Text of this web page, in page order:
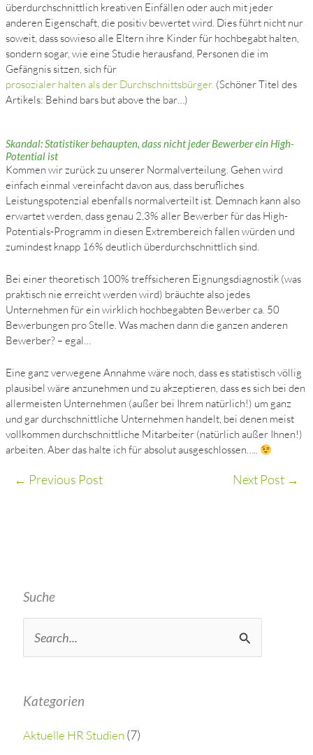
Suche
c
Kategorien
Aktuelle HR Studien (7)
überdurchschnittlich kreativen Einfällen oder auch mit jeder
anderen Eigenschaft, die positiv bewertet wird. Dies führt nicht nur
soweit, dass sowieso alle Eltern ihre Kinder für hochbegabt halten,
sondern sogar, wie eine Studie herausfand, Personen die im
Gefängnis sitzen, sich für
prosozialer halten als der Durchschnittsbürger. (Schöner Titel des
Artikels: Behind bars but above the bar…)
Skandal: Statistiker behaupten, dass nicht jeder Bewerber ein High-
Potential ist
Kommen wir zurück zu unserer Normalverteilung. Gehen wird
einfach einmal vereinfacht davon aus, dass berufliches
Leistungspotenzial ebenfalls normalverteilt ist. Demnach kann also
erwartet werden, dass genau 2,3% aller Bewerber für das High-
Potentials-Programm in diesen Extrembereich fallen würden und
zumindest knapp 16% deutlich überdurchschnittlich sind.
Bei einer theoretisch 100% treffsicheren Eignungsdiagnostik (was
praktisch nie erreicht werden wird) bräuchte also jedes
Unternehmen für ein wirklich hochbegabten Bewerber ca. 50
Bewerbungen pro Stelle. Was machen dann die ganzen anderen
Bewerber? – egal…
Eine ganz verwegene Annahme wäre noch, dass es statistisch völlig
plausibel wäre anzunehmen und zu akzeptieren, dass es sich bei den
allermeisten Unternehmen (außer bei Ihrem natürlich!) um ganz
und gar durchschnittliche Unternehmen handelt, bei denen meist
vollkommen durchschnittliche Mitarbeiter (natürlich außer Ihnen!)
arbeiten. Aber das halte ich für absolut ausgeschlossen…..
← Previous Post Next Post →